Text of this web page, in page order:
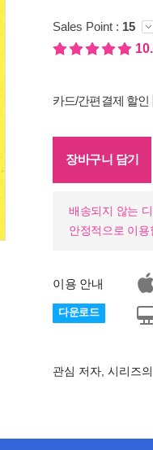
Sales Point : 15
카드/간편결제 할인
장바구니 담기
배송되지 않는
안정적으로 이
이용 안내
다운로드
관심 저자, 시리즈